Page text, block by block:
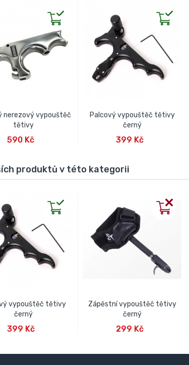
nerezový vypouštěč
tětivy
590 Kč
Palcový vypouštěč tětivy
černý
399 Kč
produktů v této kategorii
vypouštěč tětivy
černý
399 Kč
Zápěstní vypouštěč tětivy
černý
299 Kč